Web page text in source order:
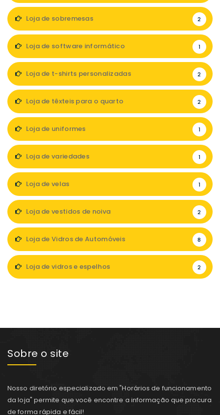
Loja de sobremesas 2
Loja de software informático 1
Loja de t-shirts personalizadas 2
Loja de têxteis para o quarto 2
Loja de uniformes 1
Loja de variedades 1
Loja de velas 1
Loja de vestidos de noiva 2
Loja de Vidros de Automóveis 8
Loja de vidros e espelhos 2
Sobre o site
Nosso diretório especializado em "Horários de funcionamento
da loja" permite que você encontre a informação que procura
de forma rápida e fácil!